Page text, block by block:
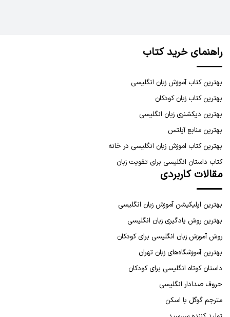
راهنمای خرید کتاب
بهترین کتاب آموزش زبان انگلیسی
بهترین کتاب زبان کودکان
بهترین دیکشنری زبان انگلیسی
بهترین منابع آیلتس
بهترین کتاب اموزش زبان انگلیسی در خانه
کتاب داستان انگلیسی برای تقویت زبان
مقالات کاربردی
بهترین اپلیکیشن آموزش زبان انگلیسی
بهترین روش یادگیری زبان انگلیسی
روش آموزش زبان انگلیسی برای کودکان
بهترین آموزشگاه‌های زبان تهران
داستان کوتاه انگلیسی برای کودکان
حروف صدادار انگلیسی
مترجم گوگل با اسکن